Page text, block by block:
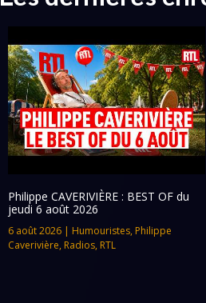
Philippe CAVERIVIÈRE : BEST OF du
jeudi 6 août 2026
6 août 2026 | Humouristes, Philippe
Caverivière, Radios, RTL